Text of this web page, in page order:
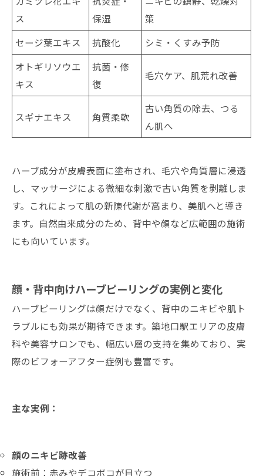
ス
保湿
策
セージ葉エキス
抗酸化
シミ・くすみ予防
オトギリソウエ
キス
抗菌・修
復
毛穴ケア、肌荒れ改善
スギナエキス 角質柔軟
古い角質の除去、つる
ん肌へ
ハーブ成分が皮膚表面に塗布され、毛穴や角質層に浸透
し、マッサージによる微細な刺激で古い角質を剥離しま
す。これによって肌の新陳代謝が高まり、美肌へと導き
ます。自然由来成分のため、背中や顔など広範囲の施術
にも向いています。
顔・背中向けハーブピーリングの実例と変化
ハーブピーリングは顔だけでなく、背中のニキビや肌ト
ラブルにも効果が期待できます。築地口駅エリアの皮膚
科や美容サロンでも、幅広い層の支持を集めており、実
際のビフォーアフター症例も豊富です。
主な実例：
顔のニキビ跡改善
施術前：赤みやデコボコが目立つ